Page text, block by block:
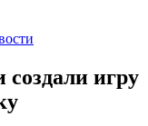
создали игру